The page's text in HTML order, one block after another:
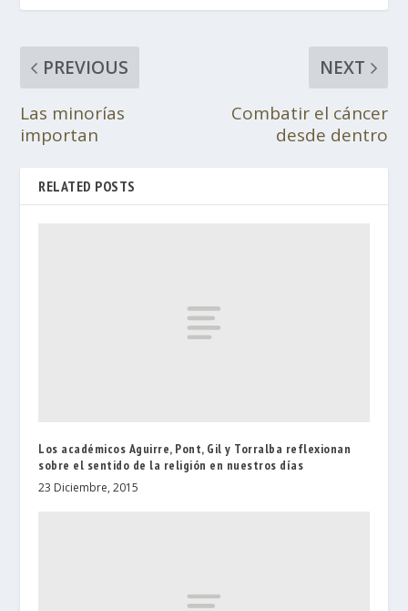
PREVIOUS
Las minorías
importan
NEXT
Combatir el cáncer
desde dentro
RELATED POSTS
Los académicos Aguirre, Pont, Gil y Torralba reflexionan
sobre el sentido de la religión en nuestros días
23 Diciembre, 2015